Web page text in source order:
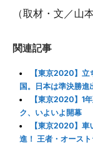
（取材・文／山
関連記事
【東京2020】
国。日本は準決勝進
【東京2020】1
ク、いよいよ開幕
【東京2020】
進！ 王者・オース